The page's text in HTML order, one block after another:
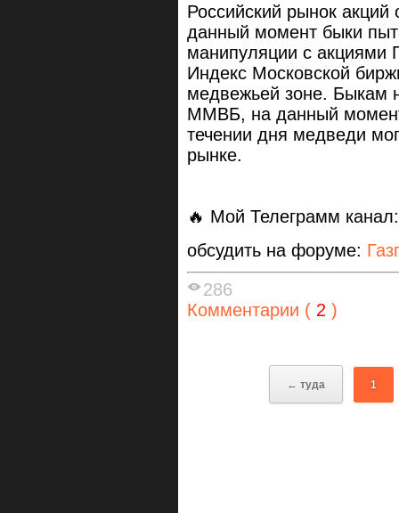
Российский рынок акций
данный момент быки
манипуляции с акциями
Индекс Московской
медвежьей зоне. Быкам
ММВБ, на данный
течении дня медведи
рынке.
🔥 Мой Телеграмм
обсудить на форуме:
286
Комментарии ( 2 )
← туда 1